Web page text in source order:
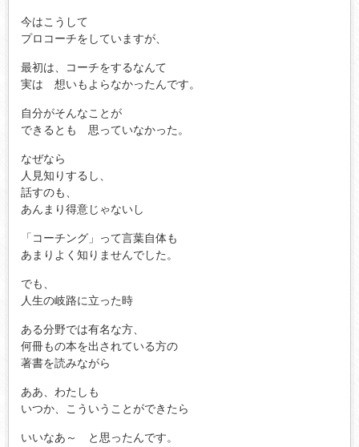
今はこうして
プロコーチをしていますが、
最初は、コーチをするなんて
実は 想いもよらなかったんです。
自分がそんなことが
できるとも 思っていなかった。
なぜなら
人見知りするし、
話すのも、
あんまり得意じゃないし
「コーチング」って言葉自体も
あまりよく知りませんでした。
でも、
人生の岐路に立った時
ある分野では有名な方、
何冊もの本を出されている方の
著書を読みながら
ああ、わたしも
いつか、こういうことができたら
いいなあ～ と思ったんです。